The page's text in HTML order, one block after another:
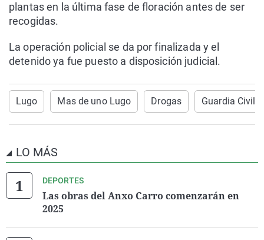
plantas en la última fase de floración antes de ser
recogidas.
La operación policial se da por finalizada y el
detenido ya fue puesto a disposición judicial.
Lugo Mas de uno Lugo Drogas Guardia Civil
LO MÁS
DEPORTES
Las obras del Anxo Carro comenzarán en
2025